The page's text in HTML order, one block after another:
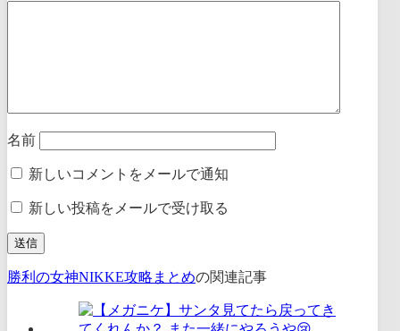
名前
新しいコメントをメールで通知
新しい投稿をメールで受け取る
勝利の女神NIKKE攻略まとめの関連記事